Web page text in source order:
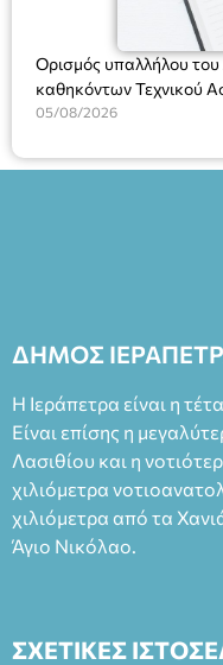
Ορισμός υπαλλήλου
καθηκόντων Τεχνικού
05/08/2026
ΔΗΜΟΣ
Η Ιεράπετρα είναι η
Είναι επίσης η
Λασιθίου και η
χιλιόμετρα
χιλιόμετρα από τα
Άγιο Νικόλαο.
ΣΧΕΤΙΚΕΣ